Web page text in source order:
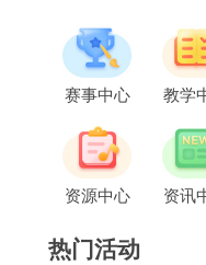
赛事中心 教学
资源中心 资讯
热门活动